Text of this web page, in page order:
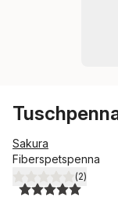
Sakura
Fiberspetspenna
5,0utav 5 stjärnor.
(2)